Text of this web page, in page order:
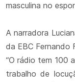
masculina no
A narradora
da EBC Fernando
“O rádio tem 100
trabalho de